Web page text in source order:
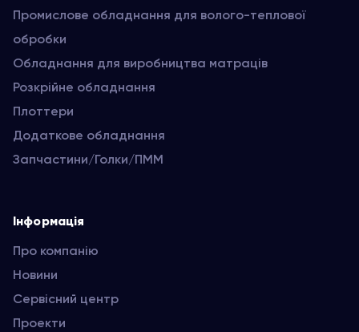
Промислове обладнання для волого-теплової
обробки
Обладнання для виробництва матраців
Розкрійне обладнання
Плоттери
Додаткове обладнання
Запчастини/Голки/ПММ
Інформація
Про компанію
Новини
Сервісний центр
Проекти